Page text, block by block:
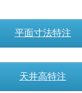
平面寸法特注
天井高特注